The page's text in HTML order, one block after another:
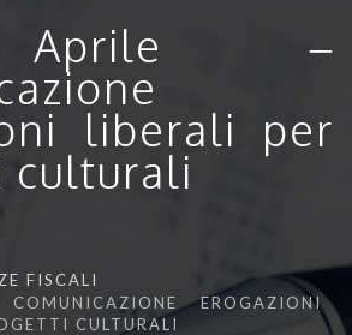
–
liberali per
culturali
FISCALI
EROGAZIONI
CULTURALI